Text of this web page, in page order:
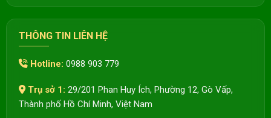
THÔNG TIN LIÊN HỆ
Hotline: 0988 903 779
Trụ sở 1: 29/201 Phan Huy Ích, Phường 12, Gò Vấp,
Thành phố Hồ Chí Minh, Việt Nam